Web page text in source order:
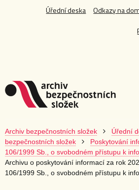
Úřední deska
Odkazy na
Archiv bezpečnostních složek
Úřední
bezpečnostních složek
Poskytování
106/1999 Sb., o svobodném přístupu k
Archivu o poskytování informací za rok
106/1999 Sb., o svobodném přístupu k